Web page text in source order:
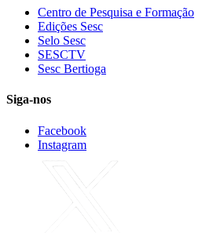
Centro de Pesquisa e Formação
Edições Sesc
Selo Sesc
SESCTV
Sesc Bertioga
Siga-nos
Facebook
Instagram